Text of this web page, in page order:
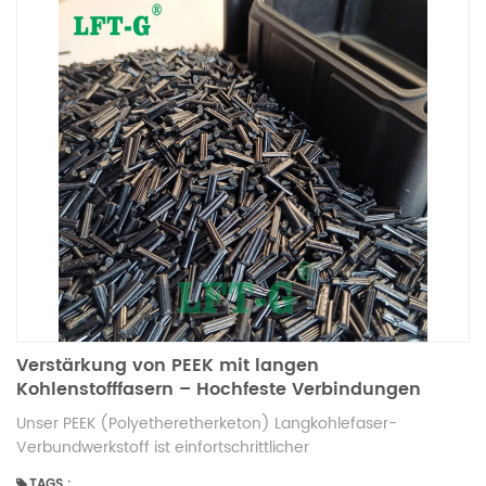
Verstärkung von PEEK mit langen
Kohlenstofffasern – Hochfeste Verbindungen
Unser PEEK (Polyetheretherketon) Langkohlefaser-
Verbundwerkstoff ist einfortschrittlicher